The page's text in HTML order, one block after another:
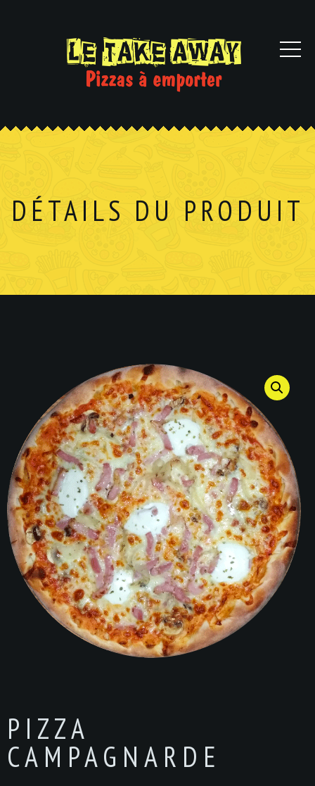
DÉTAILS DU PRODUIT
PIZZA
CAMPAGNARDE